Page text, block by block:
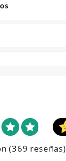
(369 reseñas)